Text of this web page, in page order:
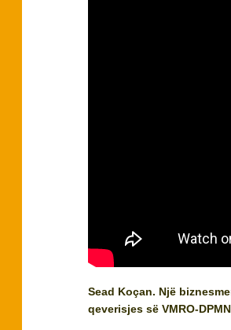
Sead Koçan. Një
qeverisjes së VMRO-